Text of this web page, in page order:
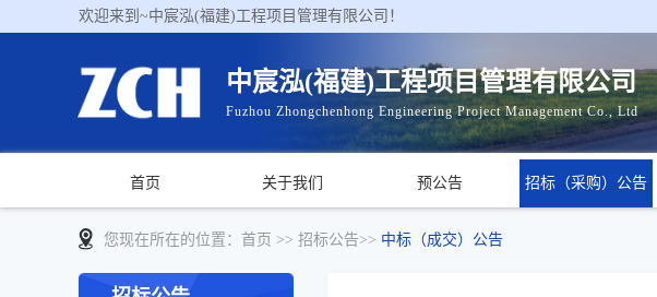
欢迎来到~中宸泓(福建)工程项目管理有限公司！
中宸泓(福建)工程项目管理有限公司
Fuzhou Zhongchenhong Engineering Project Management Co., Ltd
首页 关于我们 预公告 招标（采购）公告
您现在所在的位置： 首页 >> 招标公告>> 中标（成交）公告